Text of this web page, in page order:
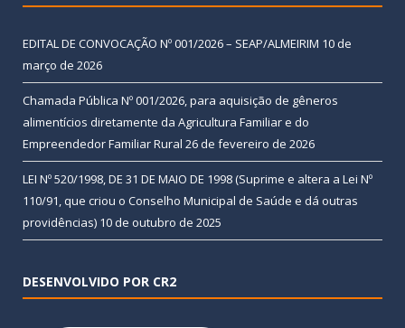
EDITAL DE CONVOCAÇÃO Nº 001/2026 – SEAP/ALMEIRIM 10 de
março de 2026
Chamada Pública Nº 001/2026, para aquisição de gêneros
alimentícios diretamente da Agricultura Familiar e do
Empreendedor Familiar Rural 26 de fevereiro de 2026
LEI Nº 520/1998, DE 31 DE MAIO DE 1998 (Suprime e altera a Lei Nº
110/91, que criou o Conselho Municipal de Saúde e dá outras
providências) 10 de outubro de 2025
DESENVOLVIDO POR CR2